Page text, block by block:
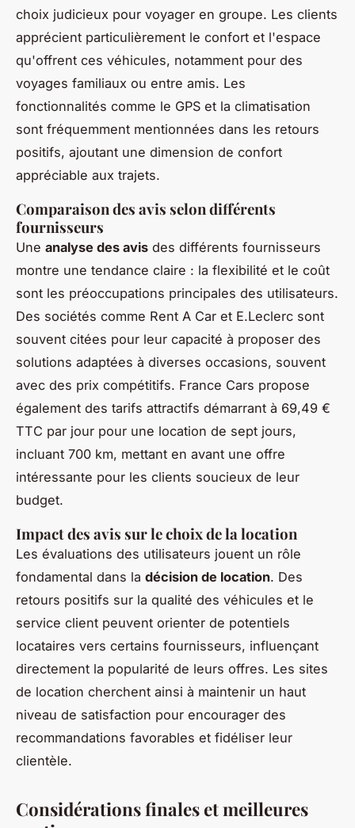
choix judicieux pour voyager en groupe. Les clients
apprécient particulièrement le confort et l'espace
qu'offrent ces véhicules, notamment pour des
voyages familiaux ou entre amis. Les
fonctionnalités comme le GPS et la climatisation
sont fréquemment mentionnées dans les retours
positifs, ajoutant une dimension de confort
appréciable aux trajets.
Comparaison des avis selon différents
fournisseurs
Une analyse des avis des différents fournisseurs
montre une tendance claire : la flexibilité et le coût
sont les préoccupations principales des utilisateurs.
Des sociétés comme Rent A Car et E.Leclerc sont
souvent citées pour leur capacité à proposer des
solutions adaptées à diverses occasions, souvent
avec des prix compétitifs. France Cars propose
également des tarifs attractifs démarrant à 69,49 €
TTC par jour pour une location de sept jours,
incluant 700 km, mettant en avant une offre
intéressante pour les clients soucieux de leur
budget.
Impact des avis sur le choix de la location
Les évaluations des utilisateurs jouent un rôle
fondamental dans la décision de location. Des
retours positifs sur la qualité des véhicules et le
service client peuvent orienter de potentiels
locataires vers certains fournisseurs, influençant
directement la popularité de leurs offres. Les sites
de location cherchent ainsi à maintenir un haut
niveau de satisfaction pour encourager des
recommandations favorables et fidéliser leur
clientèle.
Considérations finales et meilleures